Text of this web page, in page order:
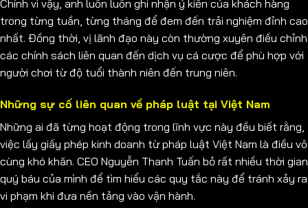
Chính vì vậy, anh luôn luôn ghi nhận ý kiến của khách hàng
trong từng tuần, từng tháng để đem đến trải nghiệm đỉnh cao
nhất. Đồng thời, vị lãnh đạo này còn thường xuyên điều chỉnh
các chính sách liên quan đến dịch vụ cá cược để phù hợp với
người chơi từ độ tuổi thành niên đến trung niên.
Những sự cố liên quan về pháp luật tại Việt Nam
Những ai đã từng hoạt động trong lĩnh vực này đều biết rằng,
việc lấy giấy phép kinh doanh từ pháp luật Việt Nam là điều vô
cùng khó khăn. CEO Nguyễn Thanh Tuấn bỏ rất nhiều thời gian
quý báu của mình để tìm hiểu các quy tắc này để tránh xảy ra
vi phạm khi đưa nền tảng vào vận hành.